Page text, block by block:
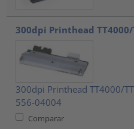
300dpi Printhead TT4000/
300dpi Printhead TT4000/
556-04004
Comparar